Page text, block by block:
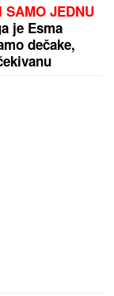
SAMO JEDNU
je Esma
dečake,